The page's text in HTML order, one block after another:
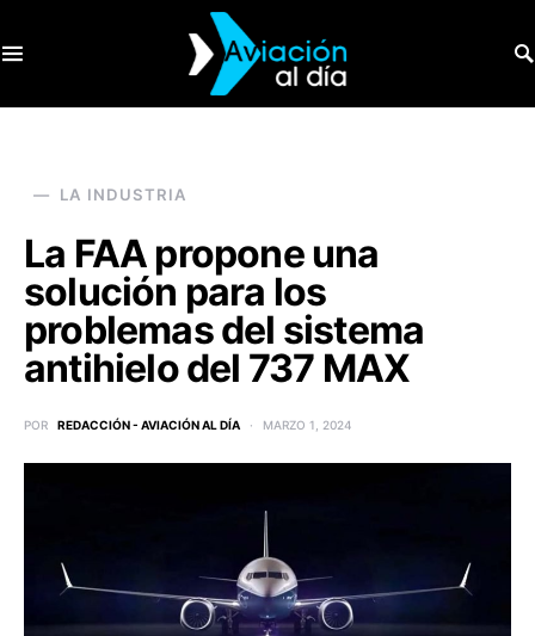
LA INDUSTRIA
La FAA propone una
solución para los
problemas del sistema
antihielo del 737 MAX
POR REDACCIÓN - AVIACIÓN AL DÍA MARZO 1, 2024